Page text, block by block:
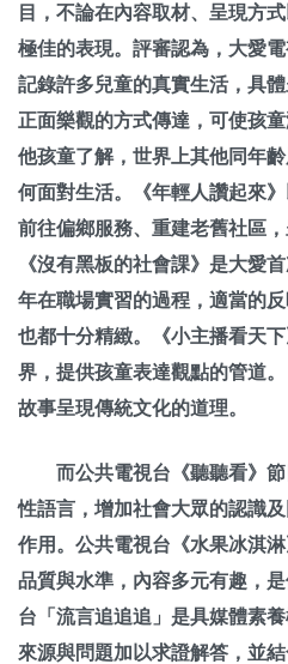
目，不論在內容取材、呈現方
極佳的表現。評審認為，大愛
記錄許多兒童的真實生活，具
正面樂觀的方式傳達，可使孩
他孩童了解，世界上其他同年
何面對生活。《年輕人讚起來
前往偏鄉服務、重建老舊社區，
《沒有黑板的社會課》是大愛
年在職場實習的過程，適當的
也都十分精緻。《小主播看天
界，提供孩童表達觀點的管道
故事呈現傳統文化的道理。
而公共電視台《聽聽看》節
性語言，增加社會大眾的認識
作用。公共電視台《水果冰淇
品質與水準，內容多元有趣，
台「流言追追追」是具媒體素
來源與問題加以求證解答，並